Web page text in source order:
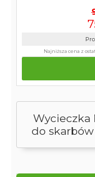
Wycieczka
do
Najniższa cena z